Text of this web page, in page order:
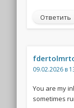
Ответить
09.02.2026 в
You are my
sometimes